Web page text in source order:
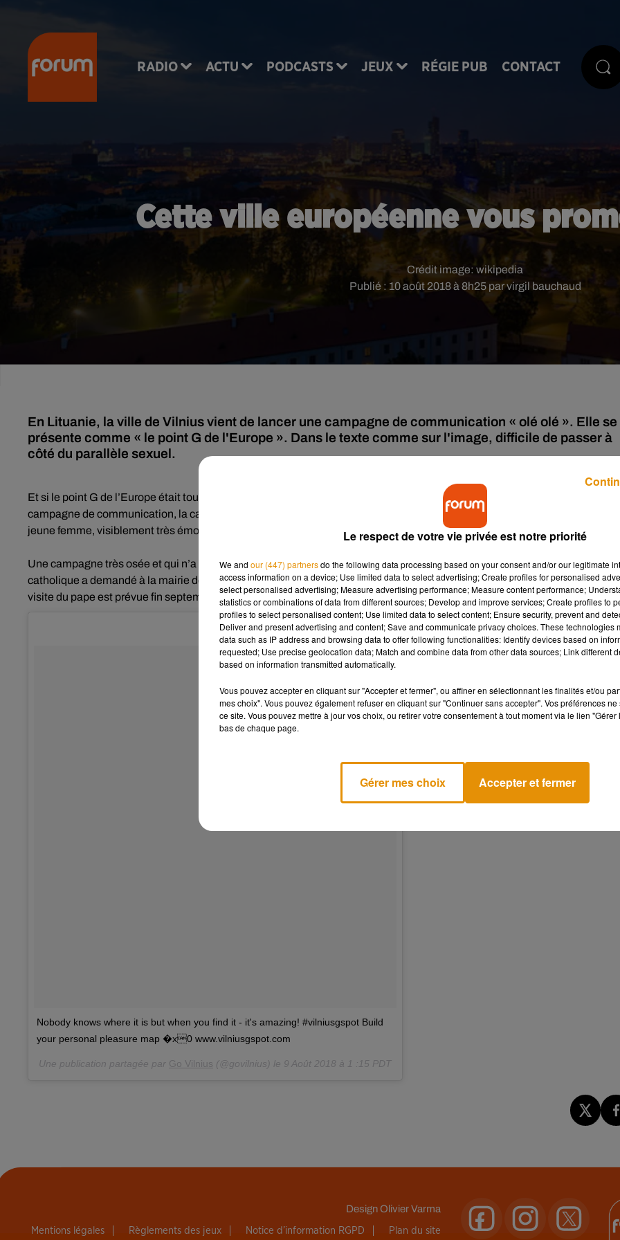
RADIO ACTU PODCASTS JEUX RÉGIE PUB CONTACT
Cette ville européenne vous
Publié : 10 août 2018 à 8h25 par virgil bauchaud
Crédit image: wikipedia
En Lituanie, la ville de Vilnius vient de lancer une campagne de communication « olé olé ». Elle se
présente comme « le point G de l'Europe ». Dans le texte comme sur l'image, difficile de passer à
côté du parallèle sexuel.
Et si le point G de l’Europe était tout trouvé ? Il se situerait en Lituanie, plus précieusement à Vilnius. À travers une nouvelle
campagne de communication, la capitale lituanienne se décrit comme « le point G de l’Europe ». Sur l’affiche, on voit une
jeune femme, visiblement très émoustillée à l’idée de visiter la ville.
Une campagne très osée et qui n’a pas tardé à faire polémique. En Lituanie d’abord, où le gouvernement du pays en
catholique a demandé à la mairie de la capitale de présenter cette affiche quelques semaines plus tard. Et pour cause, une
visite du pape est prévue fin septembre. Une demande refusée par l’agence en charge du tourisme.
Nobody knows where it is but when you find it - it's amazing! #vilniusgspot Build
your personal pleasure map �x0 www.vilniusgspot.com
Une publication partagée par Go Vilnius (@govilnius) le 9 Août 2018 à 1 :15 PDT
DesignOlivier Varma
Mentions légales Règlements des jeux Notice d’information RGPD Plan du site
Le respect de votre vie privée est notre priorité
We and our (447) partnersdo the following data processing based on your consent and/or our legitimate
access information on a device; Use limited data to select advertising; Create profiles for personalised
select personalised advertising; Measure advertising performance; Measure content performance;
statistics or combinations of data from different sources; Develop and improve services; Create profiles to
profiles to select personalised content; Use limited data to select content; Ensure security, prevent and
Deliver and present advertising and content; Save and communicate privacy choices. These technologies
data such as IP address and browsing data to offer following functionalities: Identify devices based on
requested; Use precise geolocation data; Match and combine data from other data sources; Link different
based on information transmitted automatically.
Vous pouvez accepter en cliquant sur "Accepter et fermer", ou affiner en sélectionnant les finalités et/ou
mes choix". Vous pouvez également refuser en cliquant sur "Continuer sans accepter". Vos préférences
ce site. Vous pouvez mettre à jour vos choix, ou retirer votre consentement à tout moment via le lien
bas de chaque page.
Gérer mes choix Accepter et fermer